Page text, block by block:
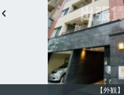
【外観】